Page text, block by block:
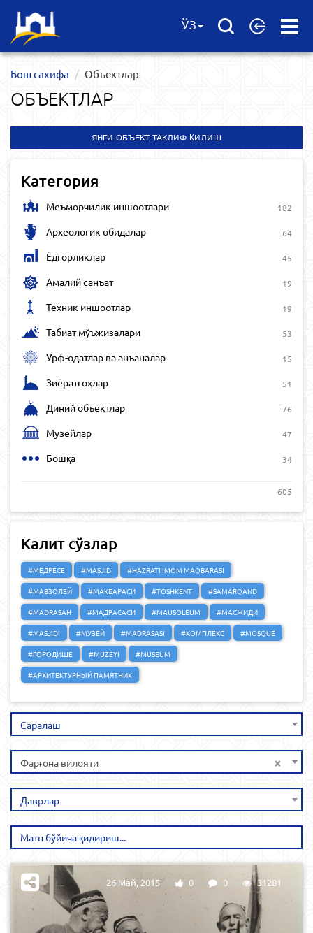
Open
ЎЗ
Бош сахифа Объектлар
ОБЪЕКТЛАР
ЯНГИ ОБЪЕКТ ТАКЛИФ ҚИЛИШ
Категория
Меъморчилик иншоотлари 182
Археологик обидалар 64
Ёдгорликлар 45
Амалий санъат 19
Техник иншоотлар 19
Табиат мўъжизалари 53
Урф-одатлар ва анъаналар 15
Зиёратгоҳлар 51
Диний объектлар 76
Музейлар 47
Бошқа 34
605
Калит сўзлар
#МЕДРЕСЕ #MASJID
#HAZRATI IMOM MAQBARASI
#МАВЗОЛЕЙ
#МАҚБАРАСИ #TOSHKENT
#SAMARQAND
#MADRASAH
#МАДРАСАСИ #MAUSOLEUM
#МАСЖИДИ
#MASJIDI
#МУЗЕЙ #MADRASASI #КОМПЛЕКС
#MOSQUE
#ГОРОДИЩЕ
#MUZEYI
#MUSEUM
#АРХИТЕКТУРНЫЙ ПАМЯТНИК
Саралаш
×
Фарғона вилояти
Даврлар
26 Май, 2015 0 0 31281